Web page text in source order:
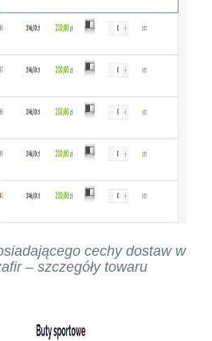
cechy dostaw w
– szczegóły towaru